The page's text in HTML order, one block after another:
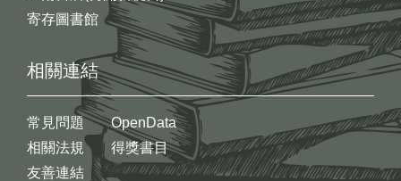
寄存圖書館
相關連結
常見問題
相關法規
友善連結
OpenData
得獎書目